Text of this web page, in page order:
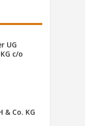
UG
c/o
& Co. KG